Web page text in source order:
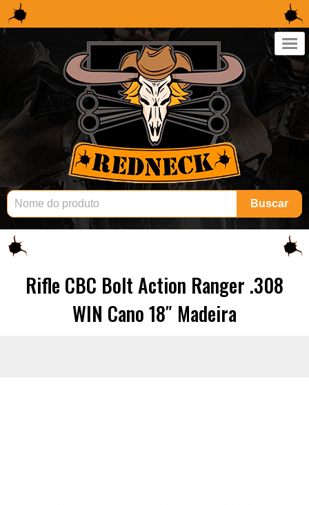
×
Buscar
Rifle CBC Bolt Action Ranger .308
WIN Cano 18″ Madeira